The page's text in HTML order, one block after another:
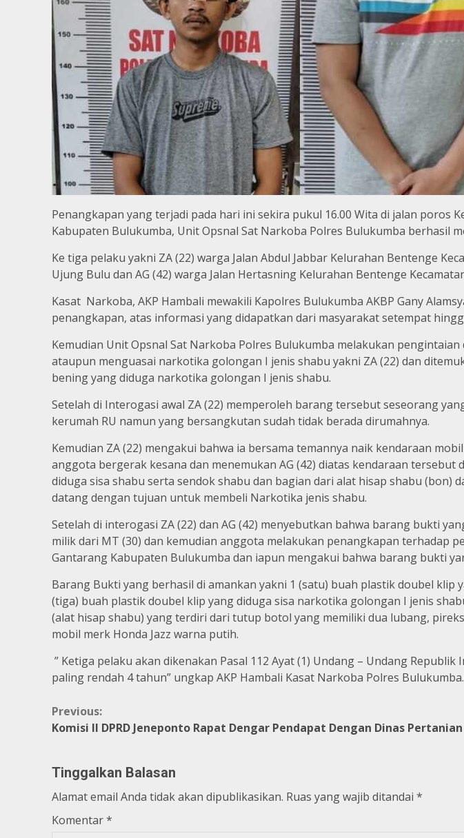
Penangkapan yang terjadi pada hari ini sekira pukul 16.00 Wita di jalan poros
Kabupaten Bulukumba, Unit Opsnal Sat Narkoba Polres Bulukumba berhasil
Ke tiga pelaku yakni ZA (22) warga Jalan Abdul Jabbar Kelurahan Bentenge
Ujung Bulu dan AG (42) warga Jalan Hertasning Kelurahan Bentenge
Kasat Narkoba, AKP Hambali mewakili Kapolres Bulukumba AKBP Gany
penangkapan, atas informasi yang didapatkan dari masyarakat setempat
Kemudian Unit Opsnal Sat Narkoba Polres Bulukumba melakukan
ataupun menguasai narkotika golongan I jenis shabu yakni ZA (22) dan
bening yang diduga narkotika golongan I jenis shabu.
Setelah di Interogasi awal ZA (22) memperoleh barang tersebut seseorang
kerumah RU namun yang bersangkutan sudah tidak berada dirumahnya.
Kemudian ZA (22) mengakui bahwa ia bersama temannya naik kendaraan
anggota bergerak kesana dan menemukan AG (42) diatas kendaraan
diduga sisa shabu serta sendok shabu dan bagian dari alat hisap shabu (bon)
datang dengan tujuan untuk membeli Narkotika jenis shabu.
Setelah di interogasi ZA (22) dan AG (42) menyebutkan bahwa barang bukti
milik dari MT (30) dan kemudian anggota melakukan penangkapan terhadap
Gantarang Kabupaten Bulukumba dan iapun mengakui bahwa barang bukti
Barang Bukti yang berhasil di amankan yakni 1 (satu) buah plastik doubel
(tiga) buah plastik doubel klip yang diduga sisa narkotika golongan I jenis
(alat hisap shabu) yang terdiri dari tutup botol yang memiliki dua lubang,
mobil merk Honda Jazz warna putih.
” Ketiga pelaku akan dikenakan Pasal 112 Ayat (1) Undang – Undang
paling rendah 4 tahun” ungkap AKP Hambali Kasat Narkoba Polres
Continue
Previous:
Komisi II DPRD Jeneponto Rapat Dengar Pendapat Dengan Dinas Pertanian
Tinggalkan Balasan
Alamat email Anda tidak akan dipublikasikan. Ruas yang wajib ditandai *
Komentar*